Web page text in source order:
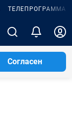
ТЕЛЕПРОГРАММА
Согласен